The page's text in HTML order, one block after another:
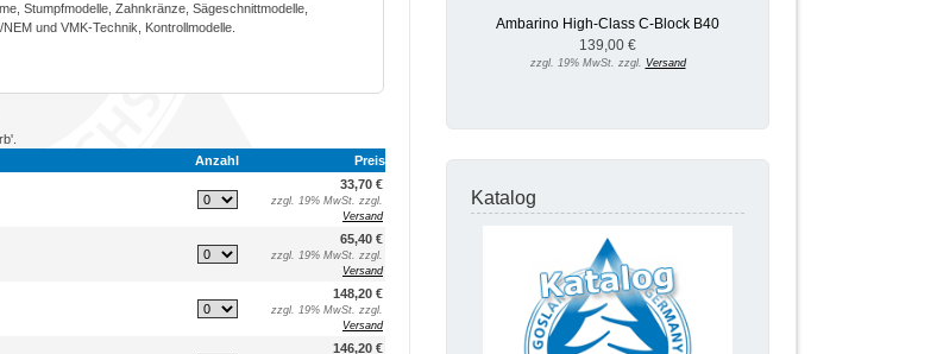
Stumpfmodelle, Zahnkränze, Sägeschnittmodelle,
und VMK-Technik, Kontrollmodelle.
Anzahl Preis
33,70 €
zzgl. 19% MwSt. zzgl.
Versand
65,40 €
zzgl. 19% MwSt. zzgl.
Versand
148,20 €
zzgl. 19% MwSt. zzgl.
Versand
146,20 €
Ambarino High-Class C-Block B40
139,00 €
zzgl. 19% MwSt. zzgl. Versand
Katalog